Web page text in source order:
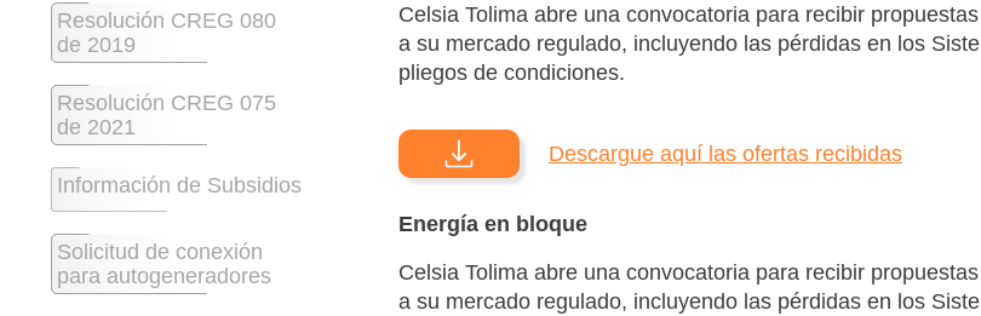
Resolución CREG 080
de 2019
Resolución CREG 075
de 2021
Información de Subsidios
Solicitud de conexión
para autogeneradores
Celsia Tolima abre una convocatoria para recibir
a su mercado regulado, incluyendo las pérdidas en los
pliegos de condiciones.
Descargue aquí las ofertas recibidas
Energía en bloque
Celsia Tolima abre una convocatoria para recibir
a su mercado regulado, incluyendo las pérdidas en los